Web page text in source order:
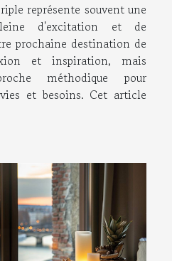
représente souvent une
d'excitation et de
prochaine destination de
et inspiration, mais
méthodique pour
et besoins. Cet article